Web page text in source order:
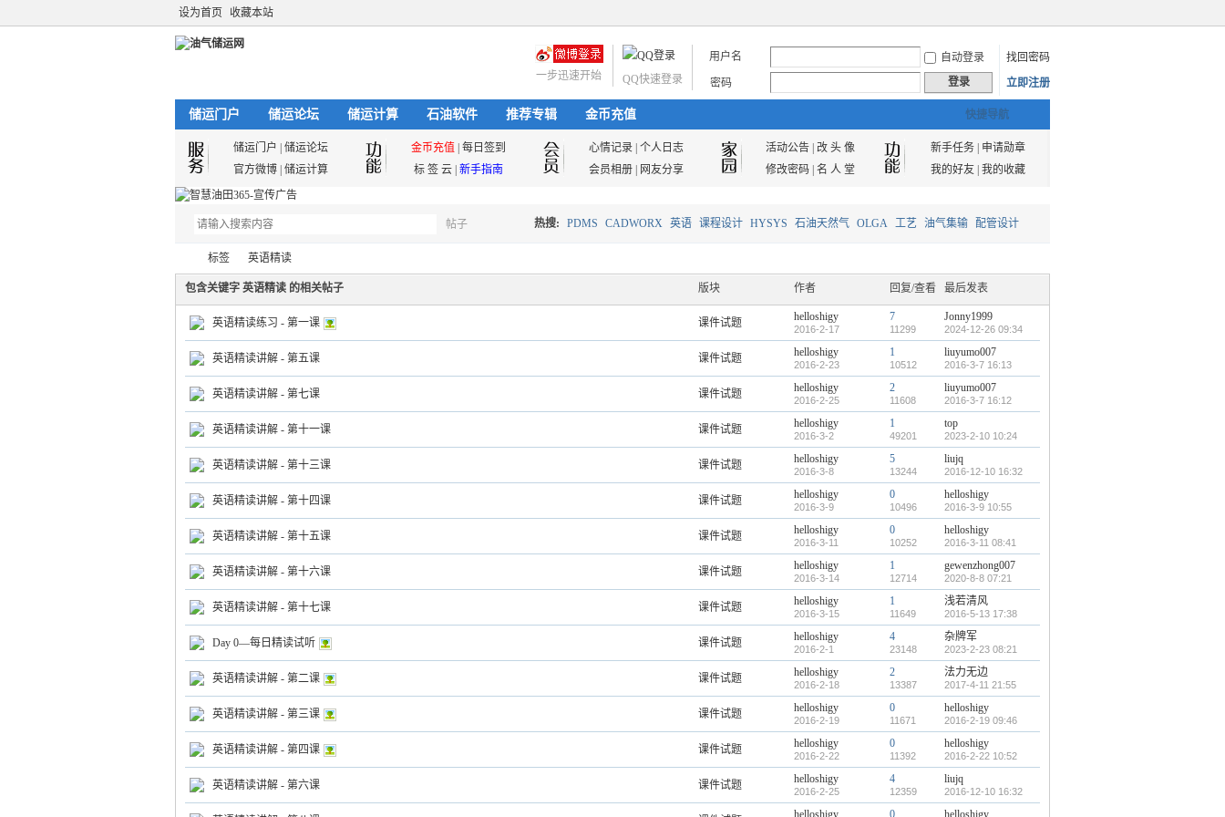
设为首页 收藏本站
用户名 自动登录
找回密码
密码
登录 立即注册
QQ快速登录
一步迅速开始
快捷导航
储运门户 储运论坛 储运计算 石油软件 推荐专辑 金币充值
储运门户 储运论坛 金币充值 每日签到 心情记录 个人日志 活动公告| 改 头 像 新手任务|
申请勋章
官方微博 储运计算 标 签 云 新手指南 会员相册 网友分享 修改密码| 名 人 堂 我的好友| 我的收藏
帖子 热搜: PDMS CADWORX 英语 课程设计 HYSYS 石油天然气 OLGA 工艺 油气集输 配管设计
气
标签 英语精读
包含关键字 英语精读 的相关帖子 版块 作者 回复/查看 最后发表
英语精读练习 - 第一课 课件试题 helloshigy
2016-2-17
7
11299
Jonny1999
2024-12-26 09:34
英语精读讲解 - 第五课 课件试题 helloshigy
2016-2-23
1
10512
liuyumo007
2016-3-7 16:13
英语精读讲解 - 第七课 课件试题 helloshigy
2016-2-25
2
11608
liuyumo007
2016-3-7 16:12
英语精读讲解 - 第十一课 课件试题 helloshigy
2016-3-2
1
49201
top
2023-2-10 10:24
英语精读讲解 - 第十三课 课件试题 helloshigy
2016-3-8
5
13244
liujq
2016-12-10 16:32
英语精读讲解 - 第十四课 课件试题 helloshigy
2016-3-9
0
10496
helloshigy
2016-3-9 10:55
英语精读讲解 - 第十五课 课件试题 helloshigy
2016-3-11
0
10252
helloshigy
2016-3-11 08:41
英语精读讲解 - 第十六课 课件试题 helloshigy
2016-3-14
1
12714
gewenzhong007
2020-8-8 07:21
英语精读讲解 - 第十七课 课件试题 helloshigy
2016-3-15
1
11649
浅若清风
2016-5-13 17:38
Day 0—每日精读试听 课件试题 helloshigy
2016-2-1
4
23148
杂牌军
2023-2-23 08:21
英语精读讲解 - 第二课 课件试题 helloshigy
2016-2-18
2
13387
法力无边
2017-4-11 21:55
英语精读讲解 - 第三课 课件试题 helloshigy
2016-2-19
0
11671
helloshigy
2016-2-19 09:46
英语精读讲解 - 第四课 课件试题 helloshigy
2016-2-22
0
11392
helloshigy
2016-2-22 10:52
英语精读讲解 - 第六课 课件试题 helloshigy
2016-2-25
4
12359
liujq
2016-12-10 16:32
helloshigy 0 helloshigy